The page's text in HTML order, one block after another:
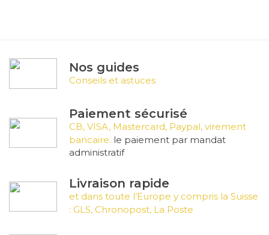
Nos guides
Conseils et astuces
Paiement sécurisé
CB, VISA, Mastercard, Paypal, virement
bancaire. le paiement par mandat
administratif
Livraison rapide
et dans toute l’Europe y compris la Suisse
: GLS, Chronopost, La Poste